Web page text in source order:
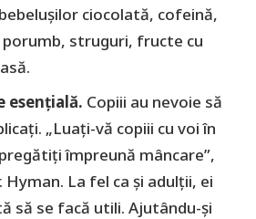
ciocolată, cofeină,
struguri, fructe cu
esențială. Copiii au nevoie să
„Luați-vă copiii cu voi în
împreună mâncare”,
Hyman. La fel ca și adulții, ei
să se facă utili. Ajutându-și